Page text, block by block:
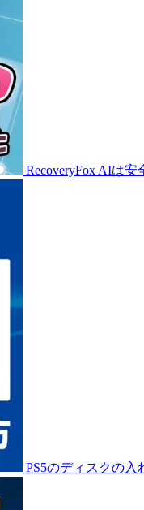
RecoveryFox AIは
PS5のディスクの入